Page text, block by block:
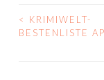
<
KRIMIWELT-
BESTENLISTE